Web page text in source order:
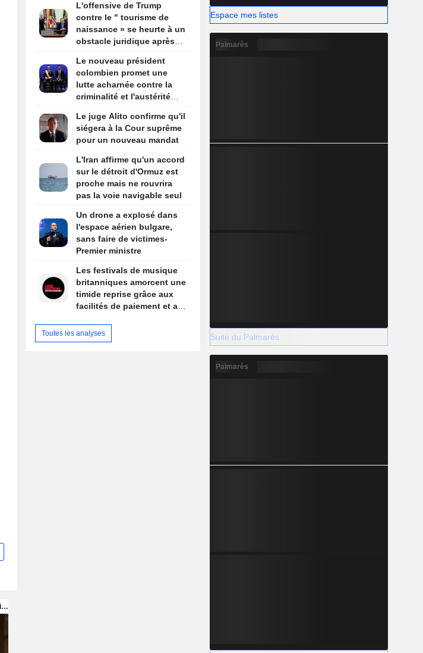
L'offensive de Trump
contre le " tourisme de
naissance » se heurte à un
obstacle juridique après
suprême
Le nouveau président
colombien promet une
lutte acharnée contre la
criminalité et l'austérité
discours d'investiture
Le juge Alito confirme qu'il
siégera à la Cour suprême
pour un nouveau mandat
L'Iran affirme qu'un accord
sur le détroit d'Ormuz est
proche mais ne rouvrira
pas la voie navigable seul
Un drone a explosé dans
l'espace aérien bulgare,
sans faire de victimes-
Premier ministre
Les festivals de musique
britanniques amorcent une
timide reprise grâce aux
facilités de paiement et au
Toutes les analyses
Espace mes listes
Palmarès
Suite du Palmarès
Palmarès